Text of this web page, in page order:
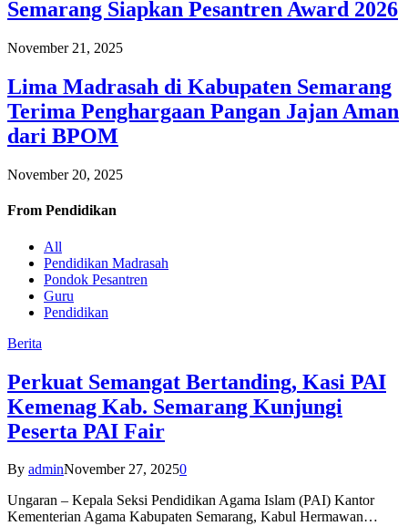
Semarang Siapkan Pesantren Award 2026
November 21, 2025
Lima Madrasah di Kabupaten Semarang
Terima Penghargaan Pangan Jajan Aman
dari BPOM
November 20, 2025
From Pendidikan
All
Pendidikan Madrasah
Pondok Pesantren
Guru
Pendidikan
Berita
Perkuat Semangat Bertanding, Kasi PAI
Kemenag Kab. Semarang Kunjungi
Peserta PAI Fair
By adminNovember 27, 20250
Ungaran – Kepala Seksi Pendidikan Agama Islam (PAI) Kantor
Kementerian Agama Kabupaten Semarang, Kabul Hermawan…